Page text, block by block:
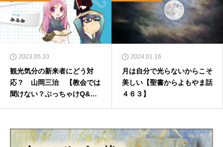
2023.05.10
観光気分の新来者にどう対
応？ 山岡三治 【教会では
聞けない？ぶっちゃけQ&
2024.01.16
月は自分で光らないからこそ
美しい【聖書からよもやま話
４６３】